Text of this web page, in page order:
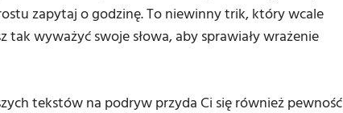
zapytaj o godzinę. To niewinny trik, który wcale
wyważyć swoje słowa, aby sprawiały wrażenie
tekstów na podryw przyda Ci się również pewność